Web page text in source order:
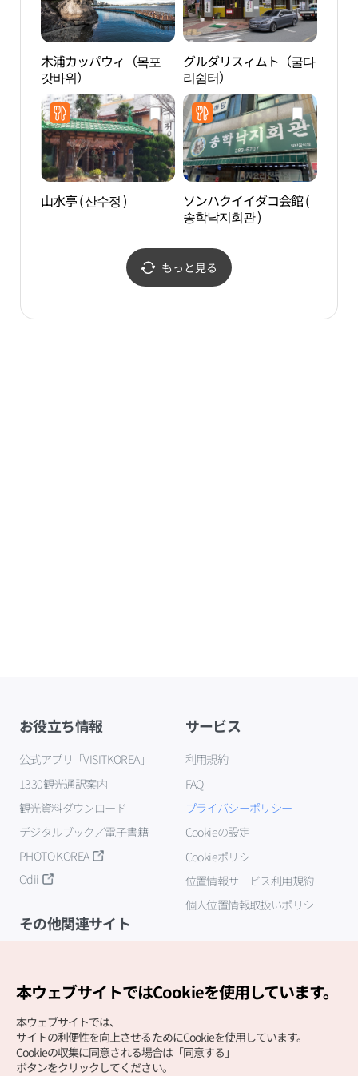
木浦カッパウィ（목포
갓바위）
グルダリスィムト（굴다
리쉼터）
山水亭 ( 산수정 )
ソンハクイイダコ会館 (
송학낙지회관 )
もっと見る
お役立ち情報
公式アプリ「VISITKOREA」
1330観光通訳案内
観光資料ダウンロード
デジタルブック／電子書籍
PHOTO KOREA
Odii
サービス
利用規約
FAQ
プライバシーポリシー
Cookieの設定
Cookieポリシー
位置情報サービス利用規約
個人位置情報取扱いポリシー
その他関連サイト
本ウェブサイトではCookieを使用しています。
本ウェブサイトでは、
サイトの利便性を向上させるためにCookieを使用しています。
Cookieの収集に同意される場合は「同意する」
ボタンをクリックしてください。